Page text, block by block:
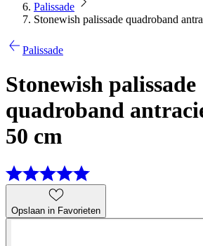
Palissade
Stonewish palissade quadroband
Palissade
Stonewish palissade
quadroband
50 cm
Opslaan in Favorieten